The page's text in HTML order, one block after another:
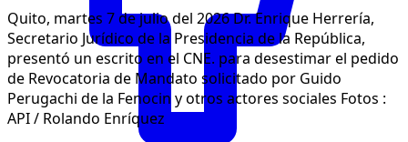
Quito, martes 7 de julio del 2026 Dr. Enrique Herrería,
Secretario Jurídico de la Presidencia de la República,
presentó un escrito en el CNE. para desestimar el pedido
de Revocatoria de Mandato solicitado por Guido
Perugachi de la Fenocin y otros actores sociales Fotos :
API / Rolando Enríquez